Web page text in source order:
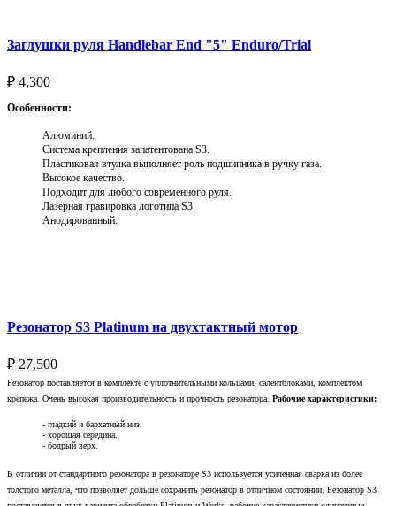
Заглушки руля Handlebar End "5" Enduro/Trial
₽ 4,300
Особенности:
Алюминий.
Система крепления запатентована S3.
Пластиковая втулка выполняет роль подшипника в ручку газа.
Высокое качество.
Подходит для любого современного руля.
Лазерная гравировка логотипа S3.
Анодированный.
Резонатор S3 Platinum на двухтактный мотор
₽ 27,500
Резонатор поставляется в комплекте с уплотнительными кольцами, салентблоками, комплектом
крепежа. Очень высокая производительность и прочность резонатора. Рабочие характеристики:
- гладкий и бархатный низ.
- хорошая середина.
- бодрый верх.
В отличии от стандартного резонатора в резонаторе S3 используется усиленная сварка из более
толстого металла, что позволяет дольше сохранить резонатор в отличном состоянии. Резонатор S3